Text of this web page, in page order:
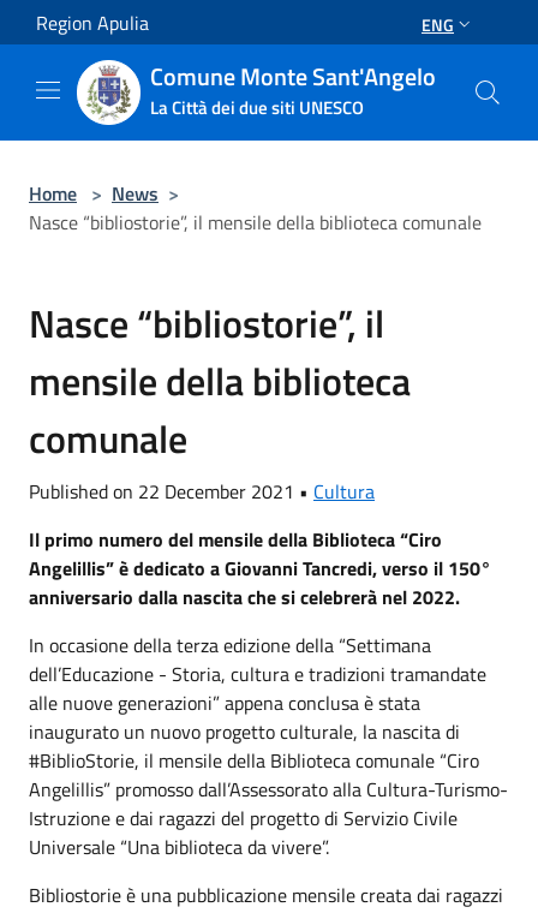
Salta al contenuto principale
Region Apulia ENG
Comune Monte Sant'Angelo
La Città dei due siti UNESCO
Home > News >
Nasce “bibliostorie”, il mensile della biblioteca comunale
Nasce “bibliostorie”, il
mensile della biblioteca
comunale
Published on 22 December 2021 • Cultura
Il primo numero del mensile della Biblioteca “Ciro
Angelillis” è dedicato a Giovanni Tancredi, verso il 150°
anniversario dalla nascita che si celebrerà nel 2022.
In occasione della terza edizione della “Settimana
dell’Educazione - Storia, cultura e tradizioni tramandate
alle nuove generazioni” appena conclusa è stata
inaugurato un nuovo progetto culturale, la nascita di
#BiblioStorie, il mensile della Biblioteca comunale “Ciro
Angelillis” promosso dall’Assessorato alla Cultura-Turismo-
Istruzione e dai ragazzi del progetto di Servizio Civile
Universale “Una biblioteca da vivere”.
Bibliostorie è una pubblicazione mensile creata dai ragazzi